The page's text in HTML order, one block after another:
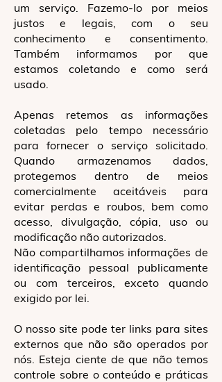
um serviço. Fazemo-lo por meios
justos e legais, com o seu
conhecimento e consentimento.
Também informamos por que
estamos coletando e como será
usado.
Apenas retemos as informações
coletadas pelo tempo necessário
para fornecer o serviço solicitado.
Quando armazenamos dados,
protegemos dentro de meios
comercialmente aceitáveis ​​para
evitar perdas e roubos, bem como
acesso, divulgação, cópia, uso ou
modificação não autorizados.
Não compartilhamos informações de
identificação pessoal publicamente
ou com terceiros, exceto quando
exigido por lei.
O nosso site pode ter links para sites
externos que não são operados por
nós. Esteja ciente de que não temos
controle sobre o conteúdo e práticas